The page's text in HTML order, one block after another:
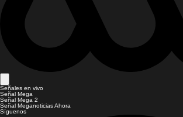
Señales en vivo
Señal Mega
Señal Mega 2
Señal Meganoticias Ahora
Síguenos